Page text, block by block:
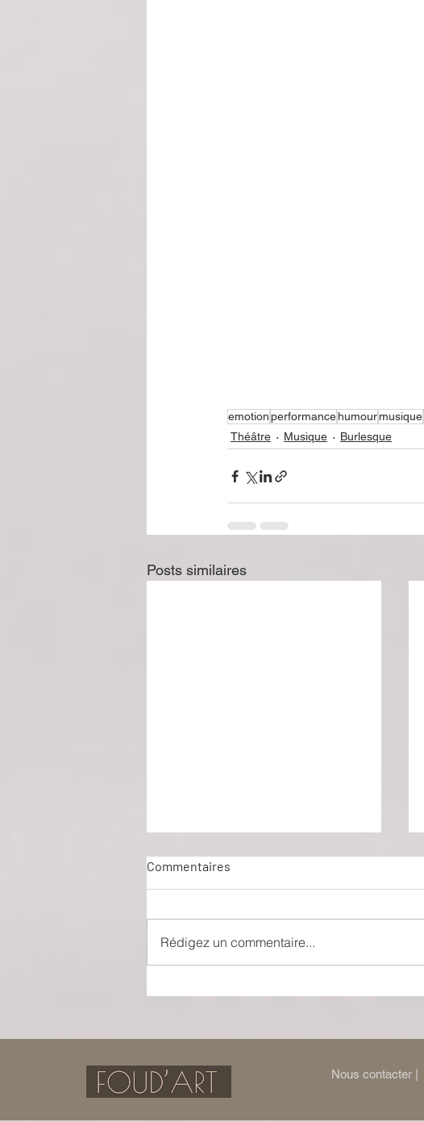
emotionperformancehumourmusique
Théâtre
Musique Burlesque
Posts similaires
Notre petit cabaret
Commentaires
Rédigez un commentaire...
Nous contacter |